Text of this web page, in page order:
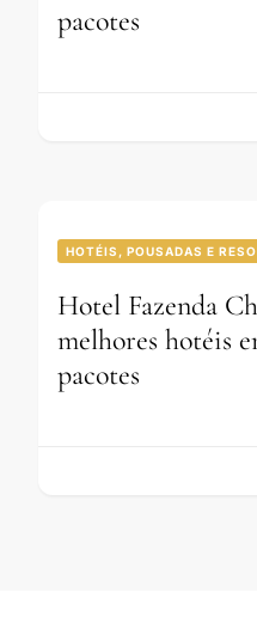
pacotes
HOTÉIS, POUSADAS E
Hotel Fazenda
melhores hotéis
pacotes